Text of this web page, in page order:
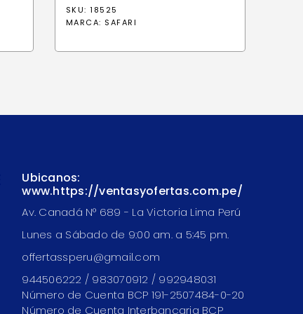
SKU: 18525
MARCA: SAFARI
Ubicanos:
www.https://ventasyofertas.com.pe/
Av. Canadá N° 689 - La Victoria Lima Perú
Lunes a Sábado de 9:00 am. a 5:45 pm.
offertassperu@gmail.com
944506222 / 983070912 / 992948031
Número de Cuenta BCP 191-2507484-0-20
Número de Cuenta Interbancaria BCP